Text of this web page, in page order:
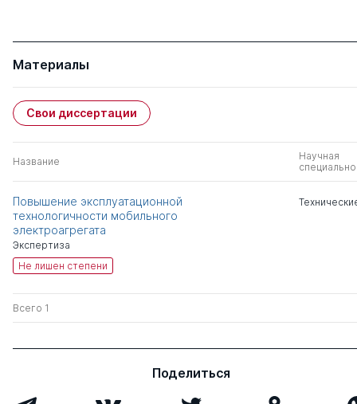
Материалы
Свои диссертации
Название
Научная
Повышение эксплуатационной
технологичности мобильного
электроагрегата
Экспертиза
Не лишен степени
Всего 1
Поделиться